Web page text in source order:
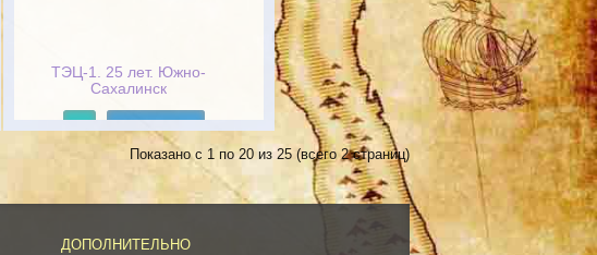
ТЭЦ-1. 25 лет. Южно-
Сахалинск
Показано с 1 по 20 из 25 (всего 2 страниц)
ДОПОЛНИТЕЛЬНО